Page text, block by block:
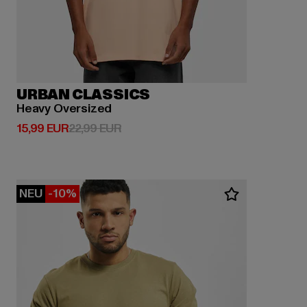
URBAN CLASSICS
Heavy Oversized
15,99 EUR
Derzeitiger Preis: 15,99 EUR
22,99 EURAktionspreis: 22,99 EUR
NEU -10%